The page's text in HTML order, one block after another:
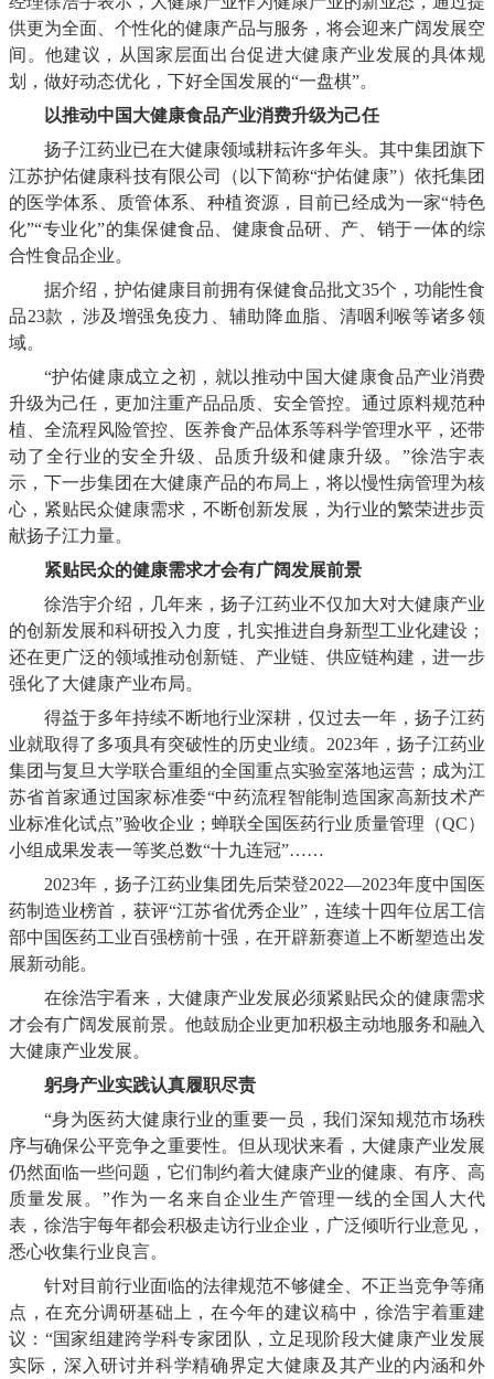
供更为全面、个性化的健康产品与服务，将会迎来广阔发展空
间。他建议，从国家层面出台促进大健康产业发展的具体规
划，做好动态优化，下好全国发展的“一盘棋”。
以推动中国大健康食品产业消费升级为己任
扬子江药业已在大健康领域耕耘许多年头。其中集团旗下
江苏护佑健康科技有限公司（以下简称“护佑健康”）依托集团
的医学体系、质管体系、种植资源，目前已经成为一家“特色
化”“专业化”的集保健食品、健康食品研、产、销于一体的综
合性食品企业。
据介绍，护佑健康目前拥有保健食品批文35个，功能性食
品23款，涉及增强免疫力、辅助降血脂、清咽利喉等诸多领
域。
“护佑健康成立之初，就以推动中国大健康食品产业消费
升级为己任，更加注重产品品质、安全管控。通过原料规范种
植、全流程风险管控、医养食产品体系等科学管理水平，还带
动了全行业的安全升级、品质升级和健康升级。”徐浩宇表
示，下一步集团在大健康产品的布局上，将以慢性病管理为核
心，紧贴民众健康需求，不断创新发展，为行业的繁荣进步贡
献扬子江力量。
紧贴民众的健康需求才会有广阔发展前景
徐浩宇介绍，几年来，扬子江药业不仅加大对大健康产业
的创新发展和科研投入力度，扎实推进自身新型工业化建设；
还在更广泛的领域推动创新链、产业链、供应链构建，进一步
强化了大健康产业布局。
得益于多年持续不断地行业深耕，仅过去一年，扬子江药
业就取得了多项具有突破性的历史业绩。 2023年，扬子江药业
集团与复旦大学联合重组的全国重点实验室落地运营；成为江
苏省首家通过国家标准委“中药流程智能制造国家高新技术产
业标准化试点”验收企业；蝉联全国医药行业质量管理（QC）
小组成果发表一等奖总数“十九连冠”……
2023年，扬子江药业集团先后荣登2022—2023年度中国医
药制造业榜首，获评“江苏省优秀企业”，连续十四年位居工信
部中国医药工业百强榜前十强，在开辟新赛道上不断塑造出发
展新动能。
在徐浩宇看来，大健康产业发展必须紧贴民众的健康需求
才会有广阔发展前景。他鼓励企业更加积极主动地服务和融入
大健康产业发展。
躬身产业实践认真履职尽责
“身为医药大健康行业的重要一员，我们深知规范市场秩
序与确保公平竞争之重要性。但从现状来看，大健康产业发展
仍然面临一些问题，它们制约着大健康产业的健康、有序、高
质量发展。”作为一名来自企业生产管理一线的全国人大代
表，徐浩宇每年都会积极走访行业企业，广泛倾听行业意见，
悉心收集行业良言。
针对目前行业面临的法律规范不够健全、不正当竞争等痛
点，在充分调研基础上，在今年的建议稿中，徐浩宇着重建
议： “国家组建跨学科专家团队，立足现阶段大健康产业发展
实际，深入研讨并科学精确界定大健康及其产业的内涵和外